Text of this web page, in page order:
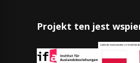
Projekt ten jest